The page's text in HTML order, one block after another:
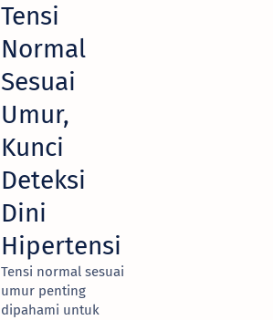
Tensi
Normal
Sesuai
Umur,
Kunci
Deteksi
Dini
Hipertensi
Tensi normal sesuai
umur penting
dipahami untuk